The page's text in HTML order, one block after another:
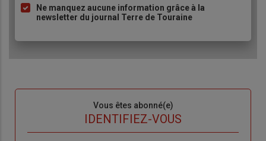
Ne manquez aucune information grâce à la
newsletter du journal Terre de Touraine
Vous êtes abonné(e)
IDENTIFIEZ-VOUS